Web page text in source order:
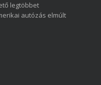
legtöbbet
autózás elmúlt